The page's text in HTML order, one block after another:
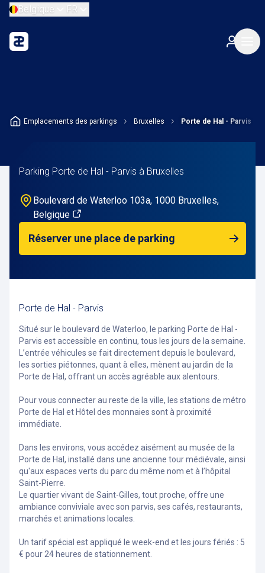
Belgique FR
Emplacements des parkings Bruxelles Porte de Hal - Parvis
Parking Porte de Hal - Parvis à Bruxelles
Boulevard de Waterloo 103a, 1000 Bruxelles,
Belgique
Réserver une place de parking
Porte de Hal - Parvis
Situé sur le boulevard de Waterloo, le parking Porte de Hal -
Parvis est accessible en continu, tous les jours de la semaine.
L’entrée véhicules se fait directement depuis le boulevard,
les sorties piétonnes, quant à elles, mènent au jardin de la
Porte de Hal, offrant un accès agréable aux alentours.
Pour vous connecter au reste de la ville, les stations de métro
Porte de Hal et Hôtel des monnaies sont à proximité
immédiate.
Dans les environs, vous accédez aisément au musée de la
Porte de Hal, installé dans une ancienne tour médiévale, ainsi
qu'aux espaces verts du parc du même nom et à l’hôpital
Saint-Pierre.
Le quartier vivant de Saint-Gilles, tout proche, offre une
ambiance conviviale avec son parvis, ses cafés, restaurants,
marchés et animations locales.
Un tarif spécial est appliqué le week-end et les jours fériés : 5
€ pour 24 heures de stationnement.